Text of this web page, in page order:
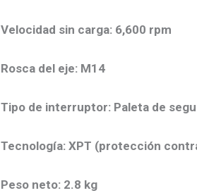
Velocidad sin carga: 6,600 rpm
Rosca del eje: M14
Tipo de interruptor: Paleta de
Tecnología: XPT (protección
Peso neto: 2.8 kg